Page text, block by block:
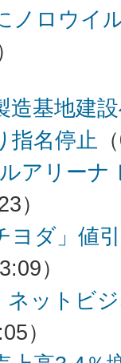
ノロウイ
基地建
名停止
アリーナ
）
ヨダ」値
）
ットビ
）